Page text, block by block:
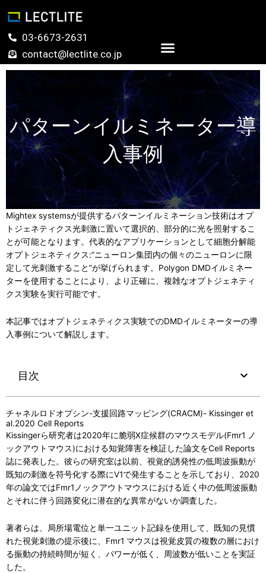
ッ
03-6673-2631
contact@lectlite.co.jp
パターンイルミネーター導
入事例
Mightex systemsが提供するパターンイルミネーション技術はオプ
トジェネティクス光刺激に置いて選択的、部分的に光を照射するこ
とが可能となります。代表的なアプリケーションとして細胞分解能
オプトジェネティクス:”ニューロン集団内の個々のニューロンに限
定して光刺激すること”が挙げられます。Polygon DMDイルミネー
ターを使用することにより、より正確に、複雑なオプトジェネティ
クス実験を実行可能です。
本記事ではオプトジェネティクス実験でのDMDイルミネーターの導
入事例について解説します。
目次
チャネルロドオプシン-支援回路マッピング(CRACM)- Kissinger et
al.2020 Cell Reports
Kissingerら研究者は2020年に脆弱X症候群のマウスモデル(Fmr1 ノ
ックアウトマウス)における知覚障害を検証した論文をCell Reports
誌に発表した。彼らの研究室は以前、視覚的誘発性の低周波振動が
既知の刺激を符号化する際にV1で発生することを示しており、2020
年の論文ではFmr1ノックアウトマウスにおける近く中の低周波振動
とそれに伴う回路変化に潜在的な異常がないか調査した。
著者らは、局所場電位と単一ユニット記録を使用して、既知の見慣
れた視覚刺激の提示後に、Fmr1 マウスは視覚皮質の複数の層におけ
る振動の持続時間が短く、パワーが低く、周波数が低いことを実証
した。